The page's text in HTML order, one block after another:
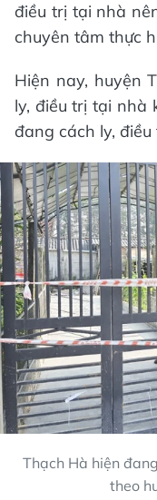
điều trị tại nhà
chuyên tâm thực
Hiện nay, huyện
ly, điều trị tại nhà
đang cách ly,
Thạch Hà hiện
theo